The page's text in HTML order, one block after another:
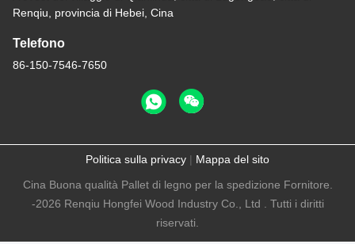
Renqiu, provincia di Hebei, Cina
Telefono
86-150-7546-7650
Politica sulla privacy | Mappa del sito
Cina Buona qualità Pallet di legno per la spedizione Fornitore.
-2026 Renqiu Hongfei Wood Industry Co., Ltd . Tutti i diritti
riservati.